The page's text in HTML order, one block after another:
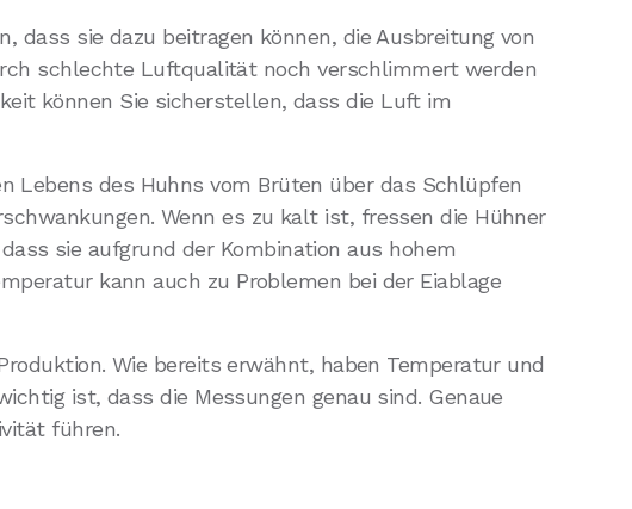
dass sie dazu beitragen können, die Ausbreitung von
schlechte Luftqualität noch verschlimmert werden
können Sie sicherstellen, dass die Luft im
Lebens des Huhns vom Brüten über das Schlüpfen
Wenn es zu kalt ist, fressen die Hühner
sie aufgrund der Kombination aus hohem
kann auch zu Problemen bei der Eiablage
Wie bereits erwähnt, haben Temperatur und
ist, dass die Messungen genau sind. Genaue
führen.